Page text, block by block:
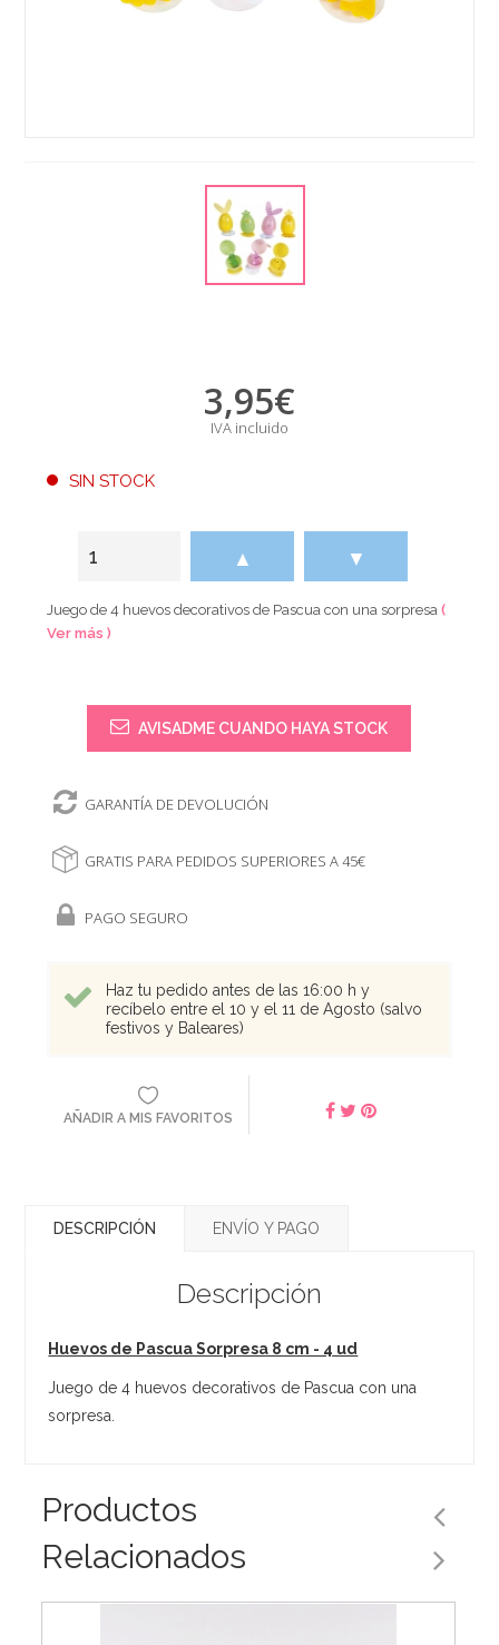
3,95€
IVA incluido
SIN STOCK
▲ ▼
Juego de 4 huevos decorativos de Pascua con una sorpresa(
Ver más )
AVISADME CUANDO HAYA STOCK
GARANTÍA DE DEVOLUCIÓN
GRATIS PARA PEDIDOS SUPERIORES A 45€
PAGO SEGURO
Haz tu pedido antes de las 16:00 h y
recíbelo entre el 10 y el 11 de Agosto (salvo
festivos y Baleares)
AÑADIR A MIS FAVORITOS
DESCRIPCIÓN ENVÍO Y PAGO
Descripción
Huevos de Pascua Sorpresa 8 cm - 4 ud
Juego de 4 huevos decorativos de Pascua con una
sorpresa.
Productos
Relacionados